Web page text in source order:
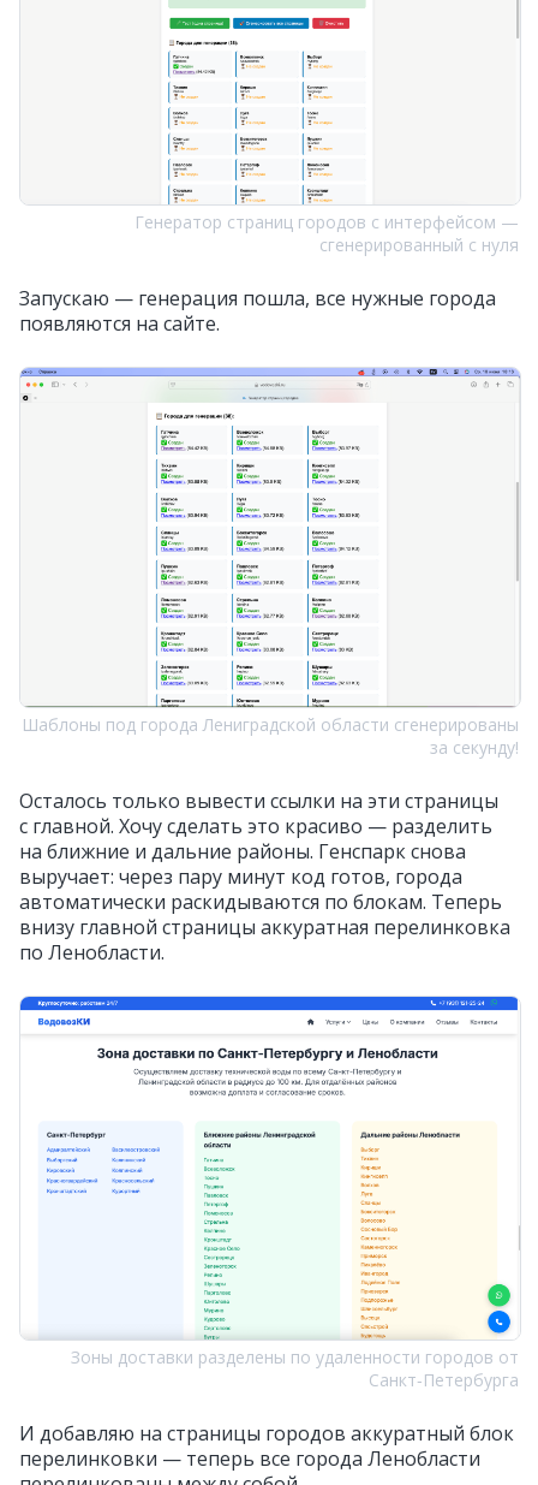
Генератор страниц городов с интерфейсом —
сгенерированный с нуля
Запускаю — генерация пошла, все нужные города
появляются на сайте.
Шаблоны под города Лениградской области сгенерированы
за секунду!
Осталось только вывести ссылки на эти страницы
с главной. Хочу сделать это красиво — разделить
на ближние и дальние районы. Генспарк снова
выручает: через пару минут код готов, города
автоматически раскидываются по блокам. Теперь
внизу главной страницы аккуратная перелинковка
по Ленобласти.
Зоны доставки разделены по удаленности городов от
Санкт‑Петербурга
И добавляю на страницы городов аккуратный блок
перелинковки — теперь все города Ленобласти